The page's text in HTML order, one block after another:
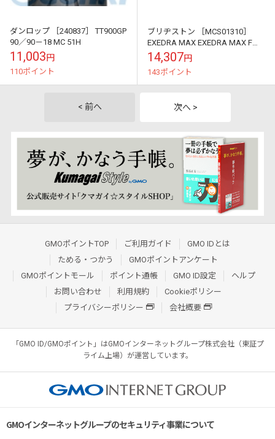
ダンロップ ［240837］ TT900GP
90／90－18 MC 51H
11,003円
110ポイント
ブリヂストン ［MCS01310］
EXEDRA MAX EXEDRA MAX F
110／90－18 61H
14,307円
143ポイント
< 前へ 次へ >
GMOポイントTOP ご利用ガイド
GMO IDとは
ためる・つかう
GMOポイントアンケート
GMOポイントモール
ポイント通帳 GMO ID設定
ヘルプ
お問い合わせ
利用規約
Cookieポリシー
プライバシーポリシー
会社概要
「GMO ID/GMOポイント」はGMOインターネットグループ株式会社（東証プ
ライム上場）が運営しています。
GMOインターネットグループのセキュリティ事業について